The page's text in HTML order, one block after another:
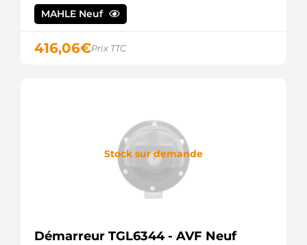
MAHLE Neuf
416,06€Prix TTC
Stock sur demande
Démarreur TGL6344 - AVF Neuf